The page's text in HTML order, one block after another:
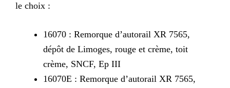
le choix :
16070 : Remorque d’autorail XR 7565,
dépôt de Limoges, rouge et crème, toit
crème, SNCF, Ep III
16070E : Remorque d’autorail XR 7565,